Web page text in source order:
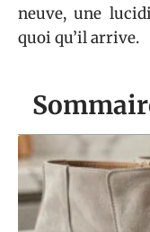
neuve, une
quoi qu’il arrive.